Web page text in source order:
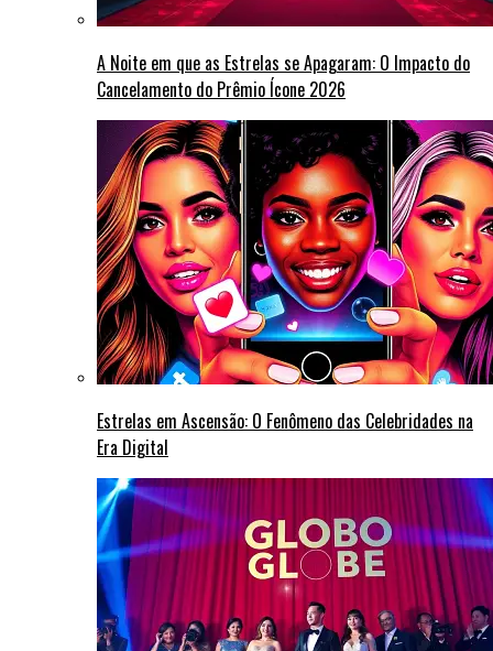
A Noite em que as Estrelas se Apagaram: O Impacto do
Cancelamento do Prêmio Ícone 2026
Estrelas em Ascensão: O Fenômeno das Celebridades na
Era Digital